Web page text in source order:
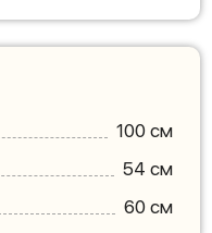
100 см
54 см
60 см